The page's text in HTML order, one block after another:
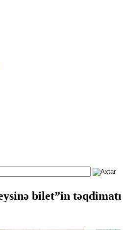
bilet”in